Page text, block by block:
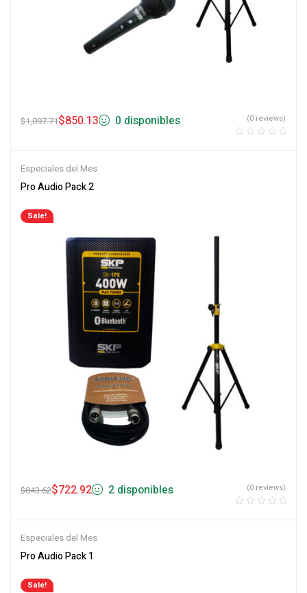
$1,097.71$850.13 0 disponibles (0 reviews)
Especiales del Mes
Pro Audio Pack 2
Sale!
$843.62$722.92 2 disponibles (0 reviews)
Especiales del Mes
Pro Audio Pack 1
Sale!